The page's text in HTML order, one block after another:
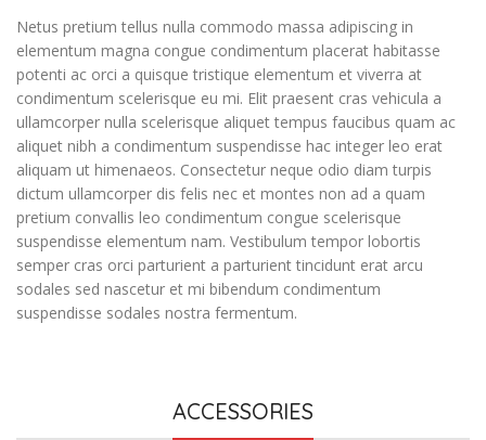
Netus pretium tellus nulla commodo massa adipiscing in
elementum magna congue condimentum placerat habitasse
potenti ac orci a quisque tristique elementum et viverra at
condimentum scelerisque eu mi. Elit praesent cras vehicula a
ullamcorper nulla scelerisque aliquet tempus faucibus quam ac
aliquet nibh a condimentum suspendisse hac integer leo erat
aliquam ut himenaeos. Consectetur neque odio diam turpis
dictum ullamcorper dis felis nec et montes non ad a quam
pretium convallis leo condimentum congue scelerisque
suspendisse elementum nam. Vestibulum tempor lobortis
semper cras orci parturient a parturient tincidunt erat arcu
sodales sed nascetur et mi bibendum condimentum
suspendisse sodales nostra fermentum.
ACCESSORIES